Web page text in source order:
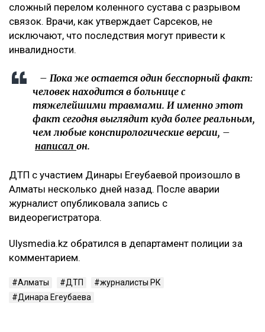
сложный перелом коленного сустава с разрывом
связок. Врачи, как утверждает Сарсеков, не
исключают, что последствия могут привести к
инвалидности.
– Пока же остается один бесспорный факт:
человек находится в больнице с
тяжелейшими травмами. И именно этот
факт сегодня выглядит куда более реальным,
чем любые конспирологические версии, –
написал он.
ДТП с участием Динары Егеубаевой произошло в
Алматы несколько дней назад. После аварии
журналист опубликовала запись с
видеорегистратора.
Ulysmedia.kz обратился в департамент полиции за
комментарием.
Алматы ДТП
журналисты РК
Динара Егеубаева